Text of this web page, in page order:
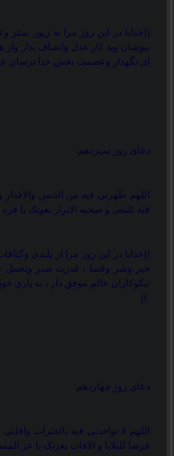
)) خدایا در این روز مرا به زیور
بپوشان وبه کار عدل وانصاف بدار واز
ای نگهدار وعصمت بخش خدا ترسان
دعای روز سیزدهم:
اللهم طهرنی فیه من الدنس
فیه للتقی و صحبه الابرار بعونک یا
)) خدایا در این روز مرا از پلیدی
خیر وشر وقضا ، قدرت صبر وتحمل
نیکوکاران عالم موفق دار ، به یاری
دعای روز چهاردهم:
اللهم لا تواخذنی فیه بالعثرات
غرضا للبلایا و الافات بعزتک یا عز